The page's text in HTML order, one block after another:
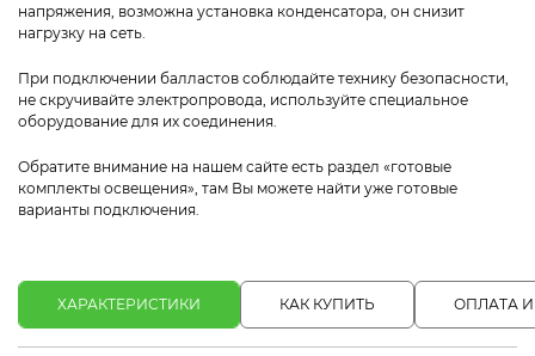
напряжения, возможна установка конденсатора, он снизит
нагрузку на сеть.
При подключении балластов соблюдайте технику безопасности,
не скручивайте электропровода, используйте специальное
оборудование для их соединения.
Обратите внимание на нашем сайте есть раздел «готовые
комплекты освещения», там Вы можете найти уже готовые
варианты подключения.
ХАРАКТЕРИСТИКИ КАК КУПИТЬ ОПЛАТА